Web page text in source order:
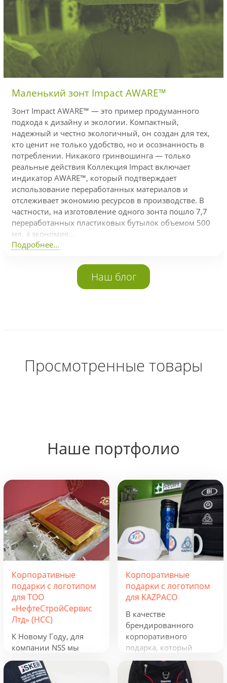
Маленький зонт Impact AWARE™
Зонт Impact AWARE™ — это пример продуманного
подхода к дизайну и экологии. Компактный,
надежный и честно экологичный, он создан для тех,
кто ценит не только удобство, но и осознанность в
потреблении. Никакого гринвошинга — только
реальные действия Коллекция Impact включает
индикатор AWARE™, который подтверждает
использование переработанных материалов и
отслеживает экономию ресурсов в производстве. В
частности, на изготовление одного зонта пошло 7,7
переработанных пластиковых бутылок объемом 500
мл, а экономия...
Подробнее...
Наш блог
Просмотренные товары
Наше портфолио
Корпоративные
подарки с логотипом
для ТОО
«НефтеСтройСервис
Лтд» (НСС)
К Новому Году, для
компании NSS мы
разработали
креативную подборку
Корпоративные
подарки с логотипом
для KAZPACO
В качестве
брендированного
корпоративного
подарка, который
можно использовать в
течение всего года, мы